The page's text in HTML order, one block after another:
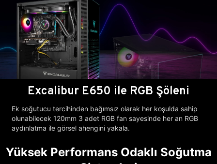
Excalibur E650 ile RGB Şöleni
Ek soğutucu tercihinden bağımsız olarak her koşulda sahip
olunabilecek 120mm 3 adet RGB fan sayesinde her an RGB
aydınlatma ile görsel ahengini yakala.
Yüksek Performans Odaklı Soğutma